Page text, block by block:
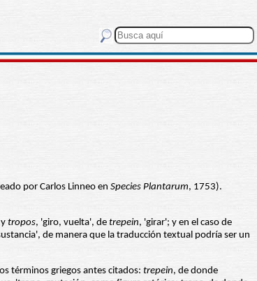
por Carlos Linneo en Species Plantarum, 1753).
tropos, 'giro, vuelta', de trepein, 'girar'; y en el caso de
de manera que la traducción textual podría ser un
términos griegos antes citados: trepein, de donde